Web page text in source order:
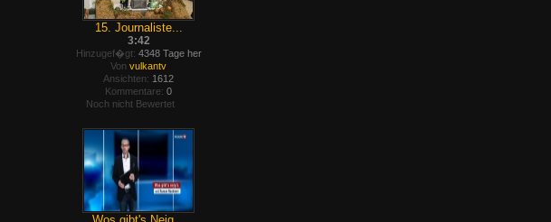
15. Journaliste...
3:42
Hinzugef�gt: 4348 Tage her
Von vulkantv
Ansichten: 1612
Kommentare: 0
Noch nicht Bewertet